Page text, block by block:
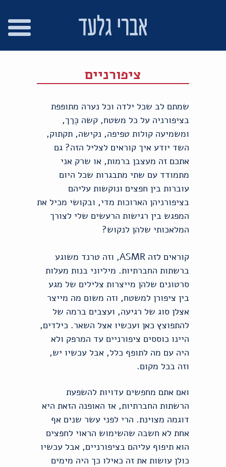
ציפורניים
שמתם לב שכל ילדה וכל נערה מתופפת
בציפורניה על כל משטח, קשה כְּרַך,
ומשמיעה קולות טפיפה, נקישה, תקתוק,
השד יודע איך קוראים לצליל הזה? גם
אתכם זה מעצבן ברמות, או שרק אני
מתמודד עם שתי מתבגרות שכל היום
עוברות בין חפצים ונוקשות עליהם
בציפורניהן הארוכות מדי, ובקושי מכיל את
המפגש בין רגישות הרעשים שלי לצורך
המלאכותי שלהן לנקוש?
קוראים לזה ASMR, וזה טרנד משוגע
ברשתות החברתיות. מיליוני בנות מעלות
סרטונים שלהן מייצרות צלילים של מגע
בין ציפורן למשטח, וזה משום מה מייצר
אצלן סוג של רגיעה, ועצבים ברמה של
להתפוצץ כאן ועכשיו אצל השאר. כילדים,
היינו כוססים ציפורניים עד המרפק ולא
היה עם מה לתופף כלל, אבל עכשיו יש,
וזה בכל מקום.
ואם אתם מחפשים עדויות להשפעת
הרשתות החברתיות, אז האופנה הזאת היא
דוגמה מצוינת. הרי לפני עשר שנים אף
אחת לא חשבה שהשימוש הראוי לחפצים
הוא תיפוף עליהם בציפורניים, אבל עכשיו
כולן עושות את זה כאילו כך היה מימים